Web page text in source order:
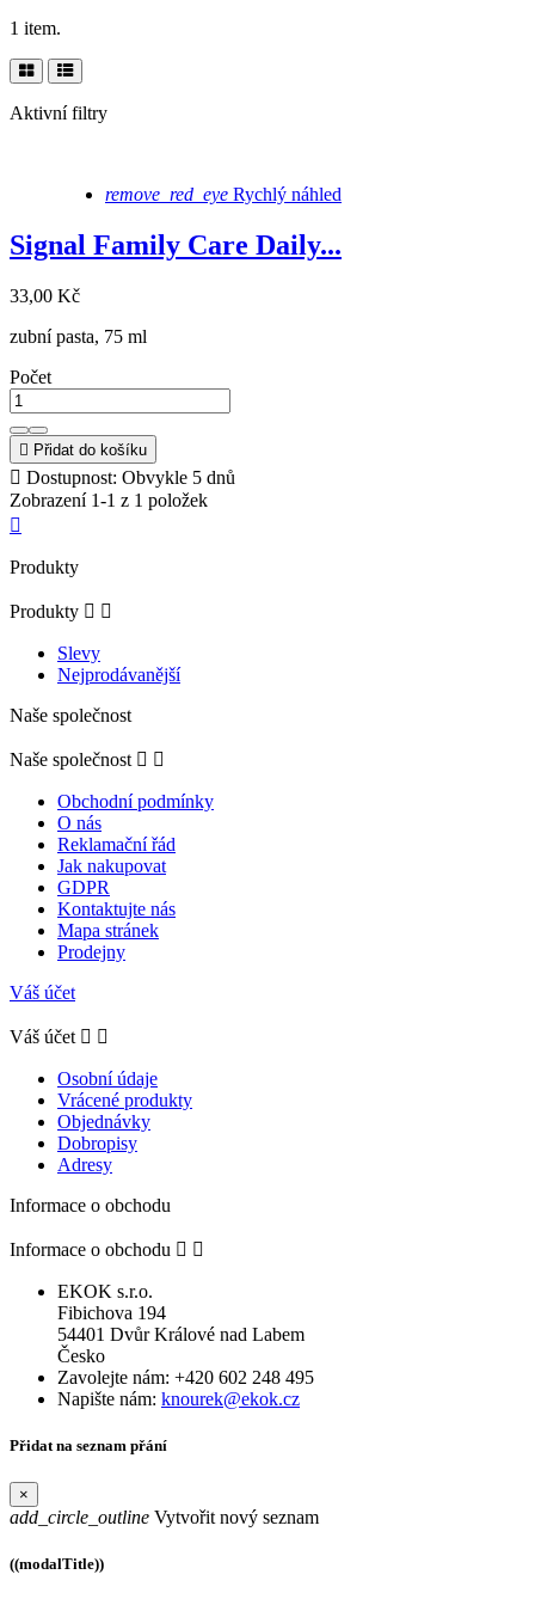
1 item.
Aktivní filtry
remove_red_eye Rychlý náhled
Signal Family Care Daily...
33,00 Kč
zubní pasta, 75 ml
Počet
 Přidat do košíku
 Dostupnost: Obvykle 5 dnů
Zobrazení 1-1 z 1 položek

Produkty
Produkty  
Slevy
Nejprodávanější
Naše společnost
Naše společnost  
Obchodní podmínky
O nás
Reklamační řád
Jak nakupovat
GDPR
Kontaktujte nás
Mapa stránek
Prodejny
Váš účet
Váš účet  
Osobní údaje
Vrácené produkty
Objednávky
Dobropisy
Adresy
Informace o obchodu
Informace o obchodu  
EKOK s.r.o.
Fibichova 194
54401 Dvůr Králové nad Labem
Česko
Zavolejte nám: +420 602 248 495
Napište nám: knourek@ekok.cz
Přidat na seznam přání
×
add_circle_outline Vytvořit nový seznam
((modalTitle))